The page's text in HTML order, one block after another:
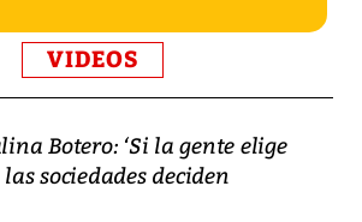
VIDEOS
Botero: ‘Si la gente elige
sociedades deciden